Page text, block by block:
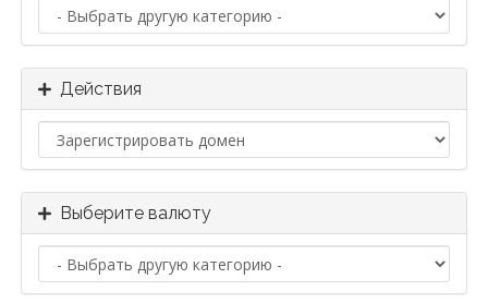
Действия
Выберите валюту